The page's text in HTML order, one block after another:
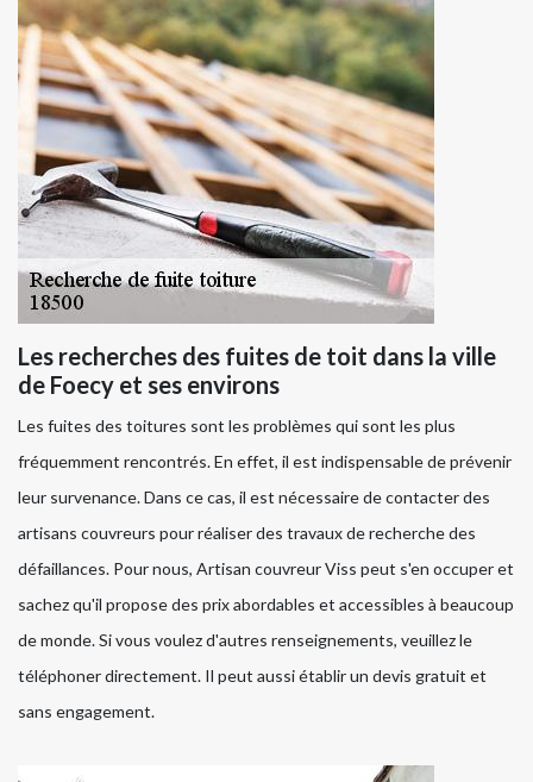
Les recherches des fuites de toit dans la ville
de Foecy et ses environs
Les fuites des toitures sont les problèmes qui sont les plus
fréquemment rencontrés. En effet, il est indispensable de prévenir
leur survenance. Dans ce cas, il est nécessaire de contacter des
artisans couvreurs pour réaliser des travaux de recherche des
défaillances. Pour nous, Artisan couvreur Viss peut s'en occuper et
sachez qu'il propose des prix abordables et accessibles à beaucoup
de monde. Si vous voulez d'autres renseignements, veuillez le
téléphoner directement. Il peut aussi établir un devis gratuit et
sans engagement.